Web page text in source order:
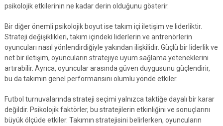
psikolojik etkilerinin ne kadar derin olduğunu gösterir.
Bir diğer önemli psikolojik boyut ise takım içi iletişim ve liderliktir.
Strateji değişiklikleri, takım içindeki liderlerin ve antrenörlerin
oyuncuları nasıl yönlendirdiğiyle yakından ilişkilidir. Güçlü bir liderlik ve
net bir iletişim, oyuncuların stratejiye uyum sağlama yeteneklerini
artırabilir. Ayrıca, oyuncular arasında güven duygusunu güçlendirir,
bu da takımın genel performansını olumlu yönde etkiler.
Futbol turnuvalarında strateji seçimi yalnızca taktiğe dayalı bir karar
değildir. Psikolojik faktörler, bu stratejilerin etkinliğini ve sonuçlarını
büyük ölçüde etkiler. Takımın stratejisini belirlerken, oyuncuların